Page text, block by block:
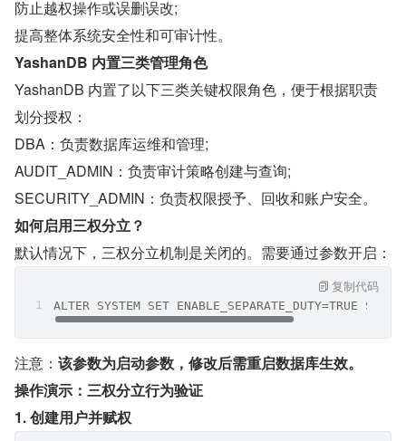
防止越权操作或误删误改;
提高整体系统安全性和可审计性。
YashanDB 内置三类管理角色
YashanDB 内置了以下三类关键权限角色，便于根据职责
划分授权：
DBA：负责数据库运维和管理;
AUDIT_ADMIN：负责审计策略创建与查询;
SECURITY_ADMIN：负责权限授予、回收和账户安全。
如何启用三权分立？
默认情况下，三权分立机制是关闭的。需要通过参数开启：
ALTER SYSTEM SET ENABLE_SEPARATE_DUTY=TRUE
复制代码
注意： 该参数为启动参数，修改后需重启数据库生效。
操作演示：三权分立行为验证
1. 创建用户并赋权